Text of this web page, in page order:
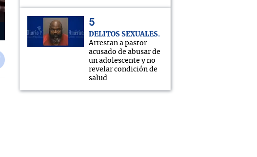
DELITOS SEXUALES
Arrestan a pastor
acusado de abusar de
un adolescente y no
revelar condición de
salud